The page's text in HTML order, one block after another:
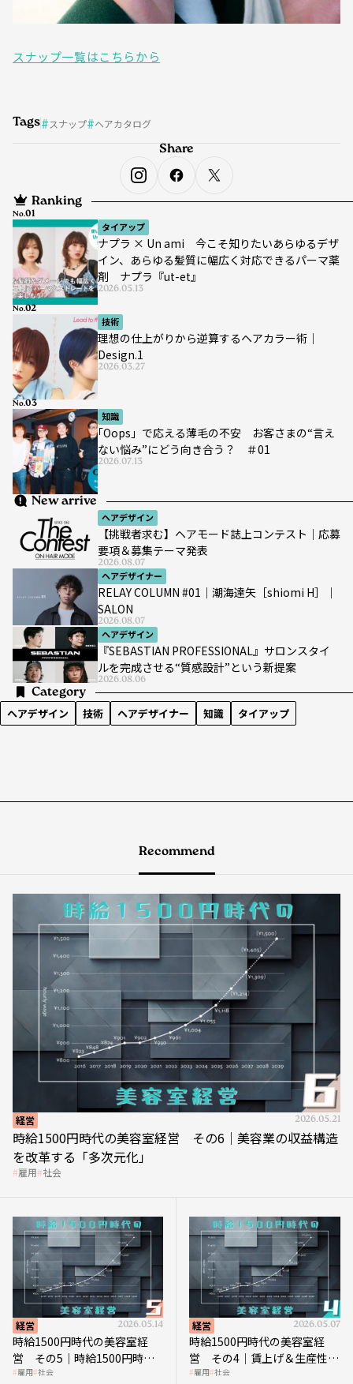
スナップ一覧はこちらから
Tags スナップ ヘアカタログ
Ranking
タイアップ
ナプラ × Un ami 今こそ知りたいあらゆるデザ
イン、あらゆる髪質に幅広く対応できるパーマ薬
剤 ナプラ『ut-et』
2026.05.13
No.
技術
理想の仕上がりから逆算するヘアカラー術｜
Design.1
2026.03.27
No.
知識
｢Oops」で応える薄毛の不安 お客さまの“言え
ない悩み”にどう向き合う？ ＃01
2026.07.13
No.
New arrive
ヘアデザイン
【挑戦者求む】ヘアモード誌上コンテスト｜応募
要項＆募集テーマ発表
2026.08.07
ヘアデザイナー
RELAY COLUMN #01｜潮海達矢［shiomi H］｜
SALON
2026.08.07
ヘアデザイン
『SEBASTIAN PROFESSIONAL』サロンスタイ
ルを完成させる“質感設計”という新提案
2026.08.06
Category
ヘアデザイン 技術 ヘアデザイナー 知識 タイアップ
Share
Recommend
経営 2026.05.21
時給1500円時代の美容室経営 その6｜美容業の収益構造
を改革する「多次元化」
雇用 社会
経営 2026.05.14
時給1500円時代の美容室経
営 その5｜時給1500円時代
の到来は美容業の収益構造を
雇用 社会
経営 2026.05.07
時給1500円時代の美容室経
営 その4｜賃上げ＆生産性向
上につなげる賢い助成金活用
雇用 社会